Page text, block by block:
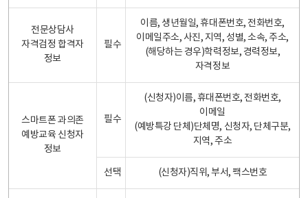
전문상담사
자격검정 합격자
정보
필수
이름, 생년월일, 휴대폰번호, 전화번호,
이메일주소, 사진, 지역, 성별, 소속, 주소,
(해당하는 경우)학력정보, 경력정보,
자격정보
스마트폰 과의존
예방교육 신청자
정보
필수
(신청자)이름, 휴대폰번호, 전화번호,
이메일
(예방특강 단체)단체명, 신청자, 단체구분,
지역, 주소
선택 (신청자)직위, 부서, 팩스번호